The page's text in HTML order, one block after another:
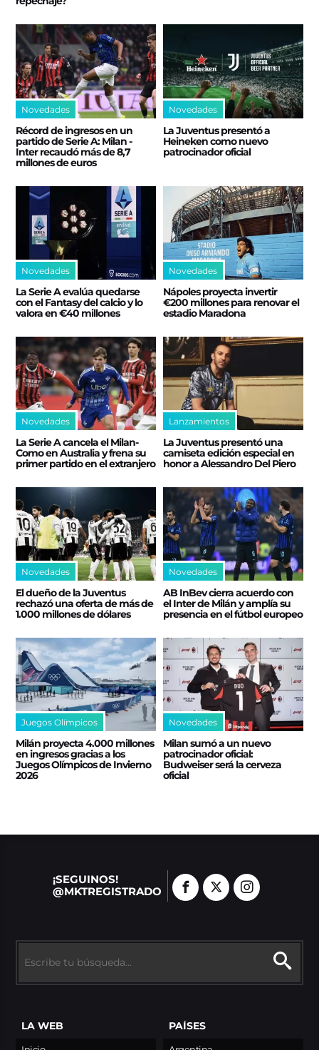
Novedades
Récord de ingresos en un
partido de Serie A: Milan -
Inter recaudó más de 8,7
millones de euros
Novedades
La Juventus presentó a
Heineken como nuevo
patrocinador oficial
Novedades
La Serie A evalúa quedarse
con el Fantasy del calcio y lo
valora en €40 millones
Novedades
Nápoles proyecta invertir
€200 millones para renovar el
estadio Maradona
Novedades
La Serie A cancela el Milan-
Como en Australia y frena su
primer partido en el extranjero
Lanzamientos
La Juventus presentó una
camiseta edición especial en
honor a Alessandro Del Piero
Novedades
El dueño de la Juventus
rechazó una oferta de más de
1.000 millones de dólares
Novedades
AB InBev cierra acuerdo con
el Inter de Milán y amplía su
presencia en el fútbol europeo
Juegos Olímpicos
Milán proyecta 4.000 millones
en ingresos gracias a los
Juegos Olímpicos de Invierno
2026
Novedades
Milan sumó a un nuevo
patrocinador oficial:
Budweiser será la cerveza
oficial
¡SEGUINOS!
@MKTREGISTRADO
LA WEB PAÍSES